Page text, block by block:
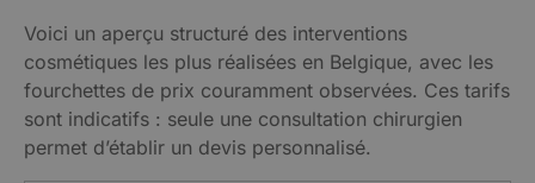
Voici un aperçu structuré des interventions
cosmétiques les plus réalisées en Belgique, avec les
fourchettes de prix couramment observées. Ces tarifs
sont indicatifs : seule une consultation chirurgien
permet d’établir un devis personnalisé.